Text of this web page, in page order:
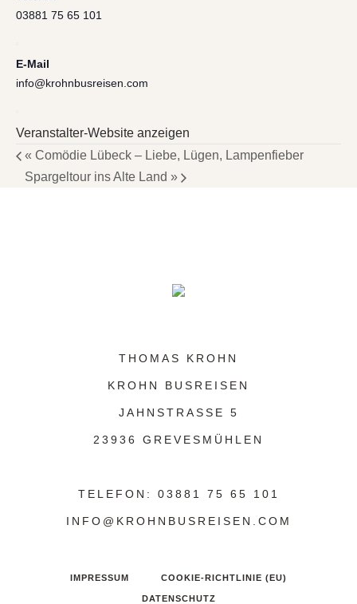
03881 75 65 101
E-Mail
info@krohnbusreisen.com
Veranstalter-Website anzeigen
« Comödie Lübeck – Liebe, Lügen, Lampenfieber
Spargeltour ins Alte Land »
THOMAS KROHN
KROHN BUSREISEN
JAHNSTRASSE 5
23936 GREVESMÜHLEN
TELEFON: 03881 75 65 101
INFO@KROHNBUSREISEN.COM
IMPRESSUM COOKIE-RICHTLINIE (EU)
DATENSCHUTZ